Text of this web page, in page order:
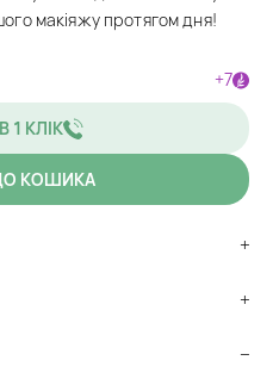
макіяжу протягом дня!
+7
1 КЛІК
КОШИКА